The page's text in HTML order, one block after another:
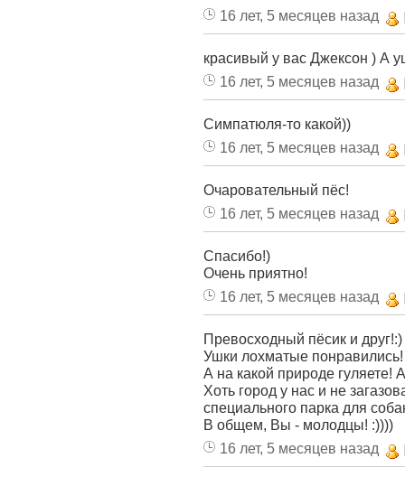
16 лет, 5 месяцев назад
красивый у вас Джексон ) А
16 лет, 5 месяцев назад
Симпатюля-то какой))
16 лет, 5 месяцев назад
Очаровательный пёс!
16 лет, 5 месяцев назад
Спасибо!)
Очень приятно!
16 лет, 5 месяцев назад
Превосходный пёсик и друг!:)
Ушки лохматые понравились!
А на какой природе гуляете!
Хоть город у нас и не
специального парка для
В общем, Вы - молодцы! :))))
16 лет, 5 месяцев назад